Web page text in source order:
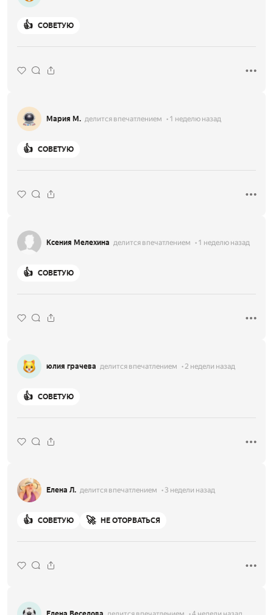
👍 СОВЕТУЮ
Мария М. делится впечатлением 1 неделю назад
👍 СОВЕТУЮ
Ксения Мелехина делится впечатлением 1 неделю назад
👍 СОВЕТУЮ
юлия грачева делится впечатлением 2 недели назад
👍 СОВЕТУЮ
Елена Л. делится впечатлением 3 недели назад
👍 СОВЕТУЮ 🚀 НЕ ОТОРВАТЬСЯ